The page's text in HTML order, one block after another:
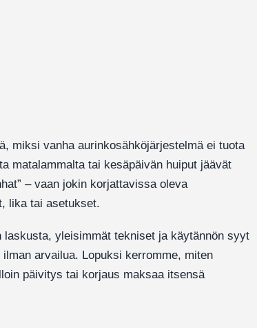
miksi vanha aurinkosähköjärjestelmä ei tuota
matalammalta tai kesäpäivän huiput jäävät
– vaan jokin korjattavissa oleva
lika tai asetukset.
yleisimmät tekniset ja käytännön syyt
arvailua. Lopuksi kerromme, miten
päivitys tai korjaus maksaa itsensä